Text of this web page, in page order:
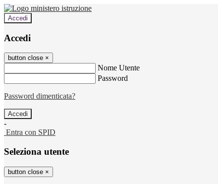
Accedi
Accedi
button close ×
Nome Utente
Password
Password dimenticata?
-
Entra con SPID
Seleziona utente
button close ×